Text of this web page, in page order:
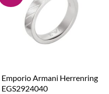
Emporio Armani Herrenring
EGS2924040